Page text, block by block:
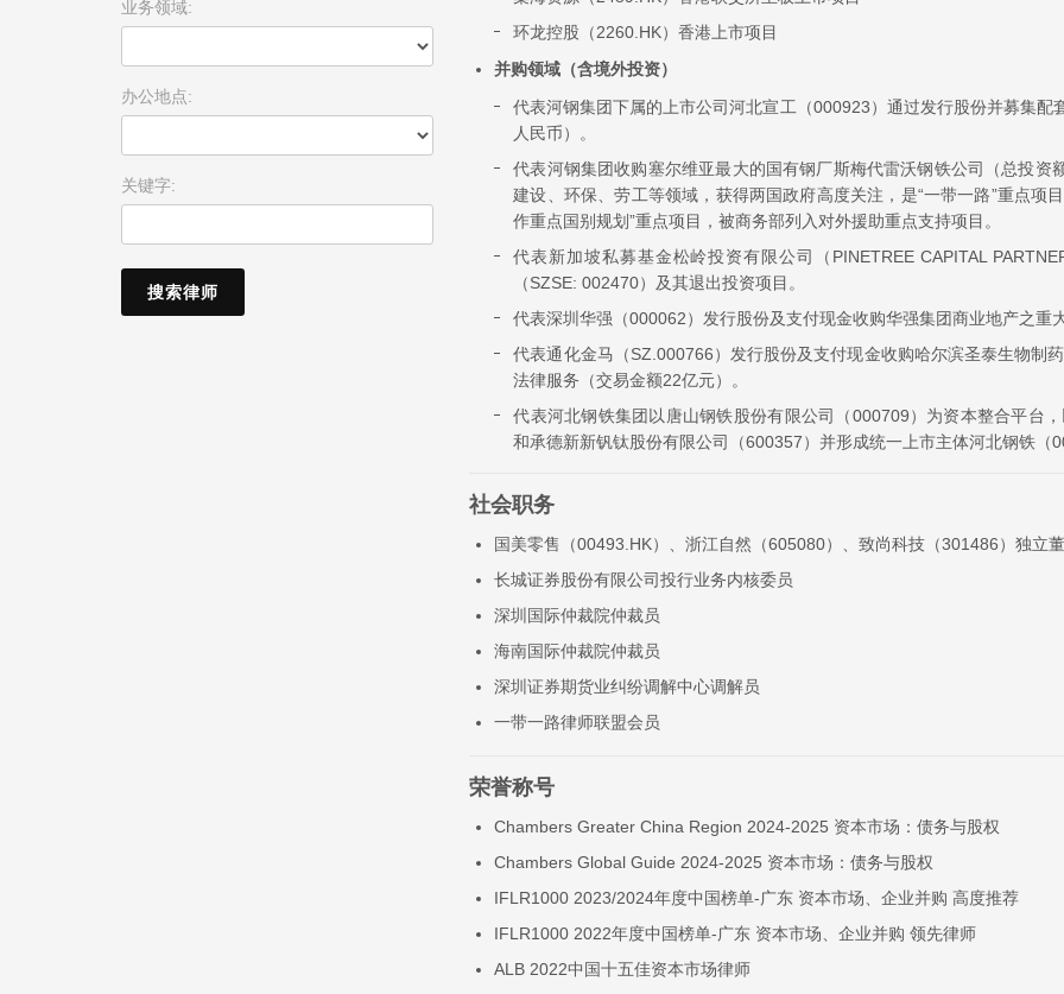
业务领域:
办公地点:
关键字:
环龙控股（2260.HK）香港上市项目
并购领域（含境外投资）
代表河钢集团下属的上市公司河北宣工（000923）通过发行股份并募集
人民币）。
代表河钢集团收购塞尔维亚最大的国有钢厂斯梅代雷沃钢铁公司（总投
建设、环保、劳工等领域，获得两国政府高度关注，是“一带一路”重点项
作重点国别规划”重点项目，被商务部列入对外援助重点支持项目。
代表新加坡私募基金松岭投资有限公司（PINETREE CAPITAL
（SZSE: 002470）及其退出投资项目。
代表深圳华强（000062）发行股份及支付现金收购华强集团商业地产之重
代表通化金马（SZ.000766）发行股份及支付现金收购哈尔滨圣泰生物制
法律服务（交易金额22亿元）。
代表河北钢铁集团以唐山钢铁股份有限公司（000709）为资本整合平台
和承德新新钒钛股份有限公司（600357）并形成统一上市主体河北钢铁（
社会职务
国美零售（00493.HK）、浙江自然（605080）、致尚科技（301486）独立
长城证券股份有限公司投行业务内核委员
深圳国际仲裁院仲裁员
海南国际仲裁院仲裁员
深圳证券期货业纠纷调解中心调解员
一带一路律师联盟会员
荣誉称号
Chambers Greater China Region 2024-2025 资本市场：债务与股权
Chambers Global Guide 2024-2025 资本市场：债务与股权
IFLR1000 2023/2024年度中国榜单-广东 资本市场、企业并购 高度推荐
IFLR1000 2022年度中国榜单-广东 资本市场、企业并购 领先律师
ALB 2022中国十五佳资本市场律师